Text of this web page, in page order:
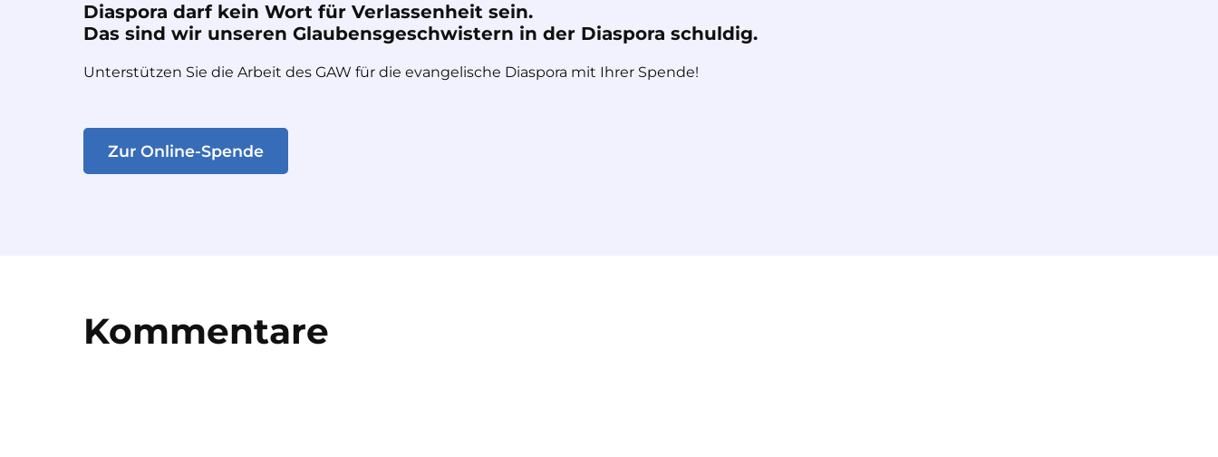
Diaspora darf kein Wort für Verlassenheit sein.
Das sind wir unseren Glaubensgeschwistern in der Diaspora schuldig.
Unterstützen Sie die Arbeit des GAW für die evangelische Diaspora mit Ihrer Spende!
Zur Online-Spende
Kommentare